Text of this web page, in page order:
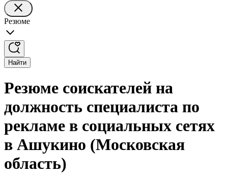
Резюме
Найти
Резюме соискателей на
должность специалиста по
рекламе в социальных сетях
в Ашукино (Московская
область)